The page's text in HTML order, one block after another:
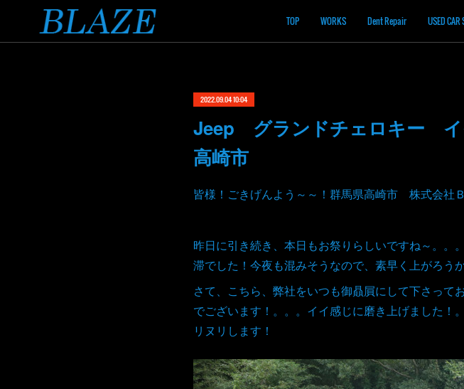
TOP WORKS Dent Repair USED CAR
2022.09.04 10:04
Jeep グランドチェロキー
高崎市
皆様！ごきげんよう～～！群馬県高崎市 株式会社
昨日に引き続き、本日もお祭りらしいですね～。
滞でした！今夜も混みそうなので、素早く上がろう
さて、こちら、弊社をいつも御贔屓にして下さって
でございます！。。。イイ感じに磨き上げました！
リヌリします！